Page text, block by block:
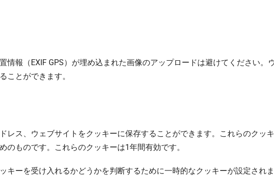
情報（EXIF GPS）が埋め込まれた画像のアップロードは避けてください。
ことができます。
レス、ウェブサイトをクッキーに保存することができます。これらのクッ
ものです。これらのクッキーは1年間有効です。
キーを受け入れるかどうかを判断するために一時的なクッキーが設定され